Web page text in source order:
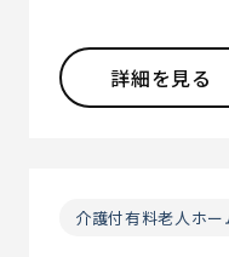
詳細を見る
介護付有料老人ホー